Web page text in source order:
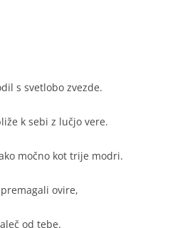
s svetlobo zvezde.
k sebi z lučjo vere.
močno kot trije modri.
ovire,
od tebe.